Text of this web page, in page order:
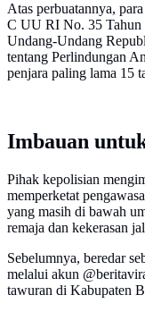
​Atas perbuatannya,
C UU RI No. 35 Tahun
Undang-Undang
tentang Perlindungan
penjara paling lama 15
Imbauan
​Pihak kepolisian
memperketat
yang masih di bawah
remaja dan kekerasan
Sebelumnya, beredar
melalui akun
tawuran di Kabupaten